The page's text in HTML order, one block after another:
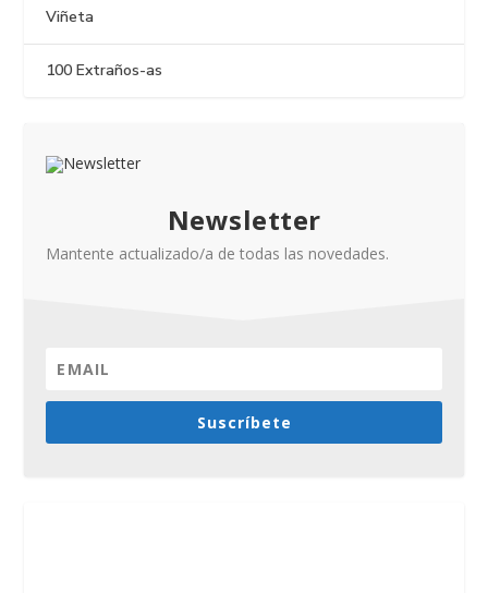
Viñeta
100 Extraños-as
Newsletter
Mantente actualizado/a de todas las novedades.
Suscríbete